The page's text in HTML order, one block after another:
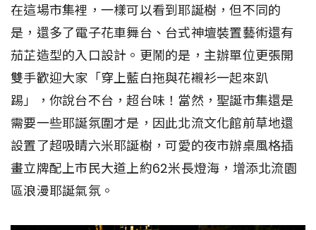
在這場市集裡，一樣可以看到耶誕樹，但不同的
是，還多了電子花車舞台、台式神壇裝置藝術還有
茄芷造型的入口設計。更鬧的是，主辦單位更張開
雙手歡迎大家「穿上藍白拖與花襯衫一起來趴
踢」，你說台不台，超台味！當然，聖誕市集還是
需要一些耶誕氛圍才是，因此北流文化館前草地還
設置了超吸睛六米耶誕樹，可愛的夜市辦桌風格插
畫立牌配上市民大道上約62米長燈海，增添北流園
區浪漫耶誕氣氛。